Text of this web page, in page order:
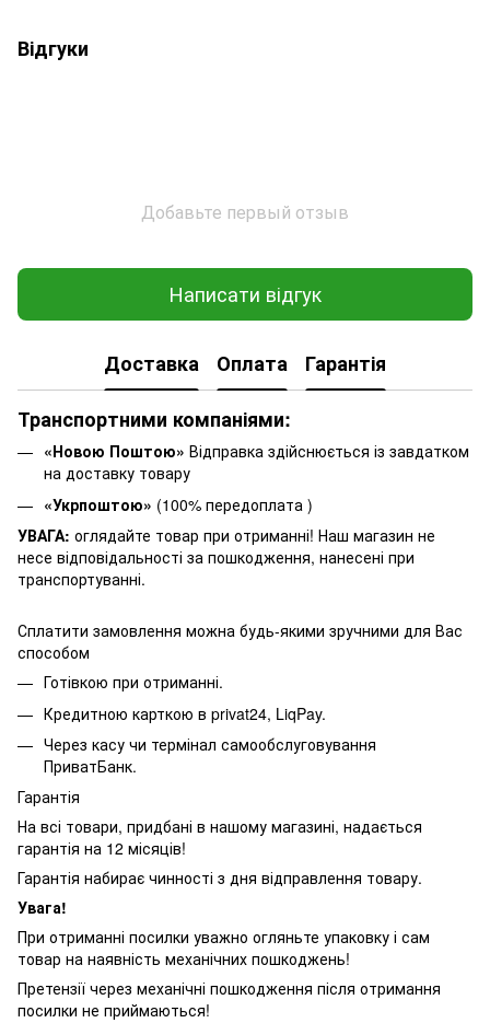
Відгуки
Добавьте первый отзыв
Написати відгук
Доставка Оплата
Гарантія
Транспортними компаніями:
«Новою Поштою» Відправка здійснюється із завдатком
на доставку товару
«Укрпоштою» (100% передоплата )
УВАГА: оглядайте товар при отриманні! Наш магазин не
несе відповідальності за пошкодження, нанесені при
транспортуванні.
Сплатити замовлення можна будь-якими зручними для Вас
способом
Готівкою при отриманні.
Кредитною карткою в privat24, LiqPay.
Через касу чи термінал самообслуговування
ПриватБанк.
Гарантія
На всі товари, придбані в нашому магазині, надається
гарантія на 12 місяців!
Гарантія набирає чинності з дня відправлення товару.
Увага!
При отриманні посилки уважно огляньте упаковку і сам
товар на наявність механічних пошкоджень!
Претензії через механічні пошкодження після отримання
посилки не приймаються!